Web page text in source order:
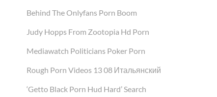
Behind The Onlyfans Porn Boom
Judy Hopps From Zootopia Hd Porn
Mediawatch Politicians Poker Porn
Rough Porn Videos 13 08 Итальянский
‘Getto Black Porn Hud Hard’ Search